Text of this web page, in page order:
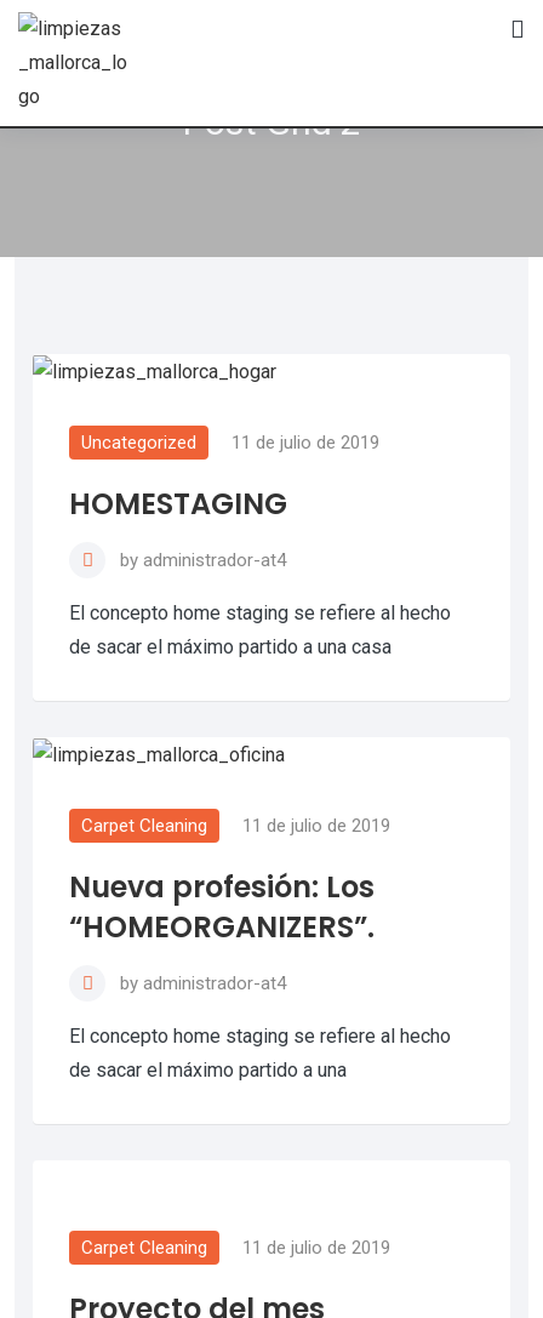
Post Grid 2
Uncategorized 11 de julio de 2019
HOMESTAGING
by administrador-at4
El concepto home staging se refiere al hecho
de sacar el máximo partido a una casa
Carpet Cleaning 11 de julio de 2019
Nueva profesión: Los
“HOMEORGANIZERS”.
by administrador-at4
El concepto home staging se refiere al hecho
de sacar el máximo partido a una
Carpet Cleaning 11 de julio de 2019
Proyecto del mes